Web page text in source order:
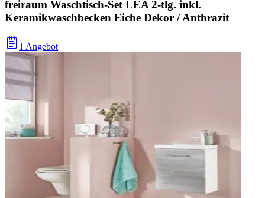
freiraum Waschtisch-Set LEA 2-tlg. inkl.
Keramikwaschbecken Eiche Dekor / Anthrazit
1 Angebot